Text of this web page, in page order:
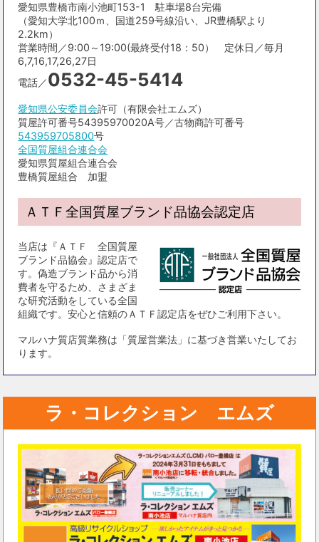
愛知県豊橋市南小池町153-1 駐車場8台完備
（愛知大学北100ｍ、国道259号線沿い、JR豊橋駅より
2.2km）
営業時間／9:00～19:00(最終受付18：50） 定休日／毎月
6,7,16,17,26,27日
電話／0532-45-5414
愛知県公安委員会許可（有限会社エムズ）
質屋許可番号54395970020A号／古物商許可番号
543959705800号
全国質屋組合連合会
愛知県質屋組合連合会
豊橋質屋組合 加盟
ＡＴＦ全国質屋ブランド品協会認定店
当店は『ＡＴＦ 全国質屋
ブランド品協会』認定店で
す。偽造ブランド品から消
費者を守るため、さまざま
な研究活動をしている全国
組織です。安心と信頼のＡＴＦ認定店をぜひご利用下さい。
マルハナ質店質業務は「質屋営業法」に基づき営業いたしてお
ります。
ラ・コレクション エムズ